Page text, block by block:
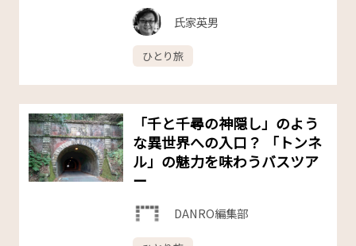
氏家英男
ひとり旅
「千と千尋の神隠し」のよう
な異世界への入口？ 「トンネ
ル」の魅力を味わうバスツア
ー
DANRO編集部